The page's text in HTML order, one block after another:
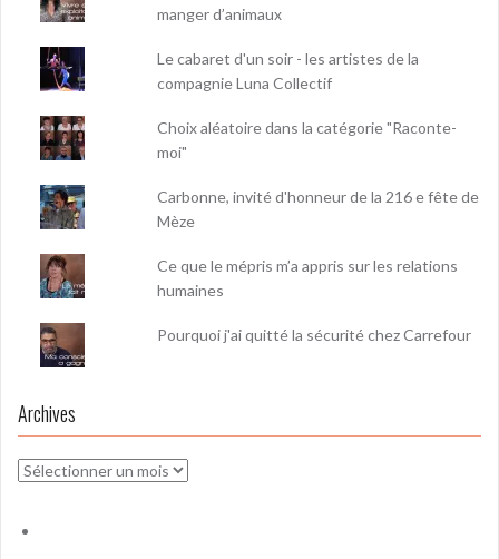
manger d’animaux
Le cabaret d'un soir - les artistes de la
compagnie Luna Collectif
Choix aléatoire dans la catégorie "Raconte-
moi"
Carbonne, invité d'honneur de la 216 e fête de
Mèze
Ce que le mépris m’a appris sur les relations
humaines
Pourquoi j'ai quitté la sécurité chez Carrefour
Archives
Archives